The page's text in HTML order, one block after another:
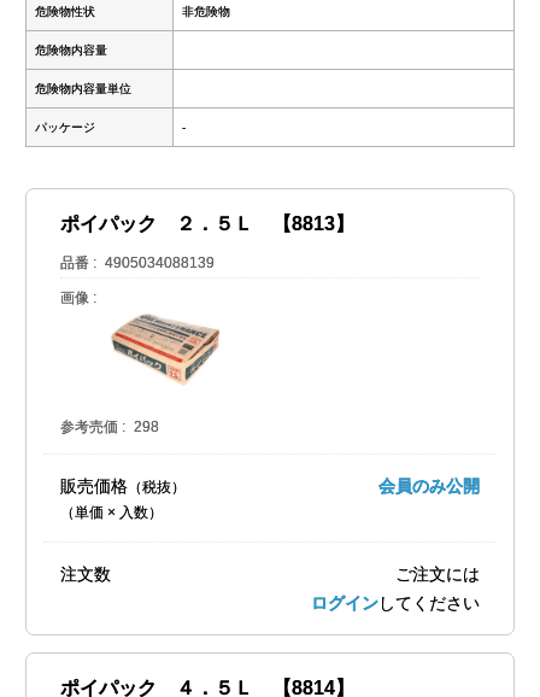
危険物性状 非危険物
危険物内容量
危険物内容量単位
パッケージ -
ポイパック ２．５Ｌ 【8813】
品番 4905034088139
画像
参考売価 298
販売価格
（単価 × 入数）
会員のみ公開
注文数
ご注文には
ログインしてください
ポイパック ４．５Ｌ 【8814】